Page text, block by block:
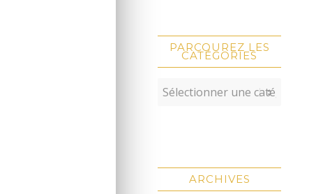
PARCOUREZ LES
CATÉGORIES
ARCHIVES